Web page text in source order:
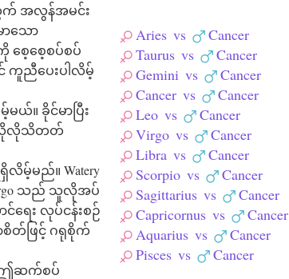
တွက် အလွန်အမင်း
သော
စေ့စေ့စပ်စပ်
ညီပေးပါလိမ့်
။ ခိုင်မာပြီး
အလိုလိုသိတတ်
မ့်မည်။ Watery
သည် သူလိုအပ်
ေး လုပ်ငန်းစဉ်
တ်ဖြင့် ဂရုစိုက်
ဤဆက်စပ်
Aries vs
Cancer
Taurus vs
Cancer
Gemini vs
Cancer
Cancer vs
Cancer
Leo vs
Cancer
Virgo vs
Cancer
Libra vs
Cancer
Scorpio vs
Cancer
Sagittarius vs
Cancer
Capricornus vs
Cancer
Aquarius vs
Cancer
Pisces vs Cancer